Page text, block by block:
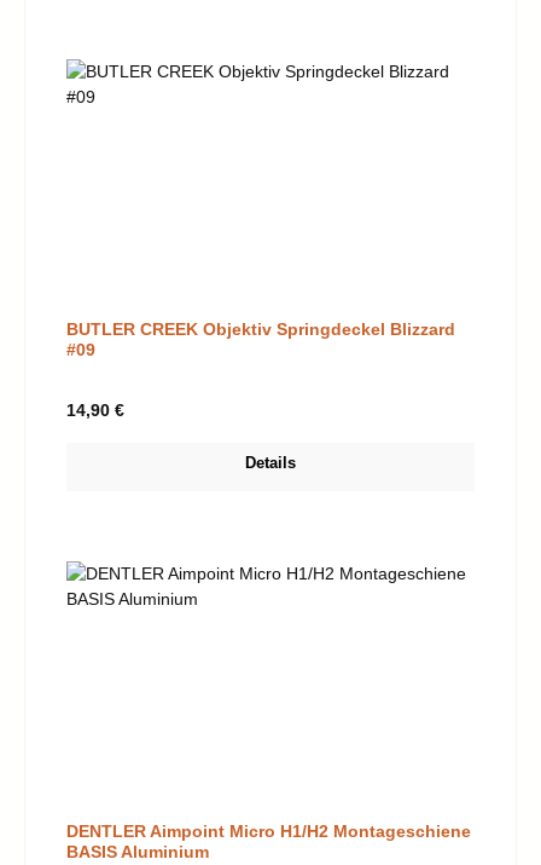
BUTLER CREEK Objektiv Springdeckel Blizzard
#09
Regulärer Preis:
14,90 €
Details
DENTLER Aimpoint Micro H1/H2 Montageschiene
BASIS Aluminium